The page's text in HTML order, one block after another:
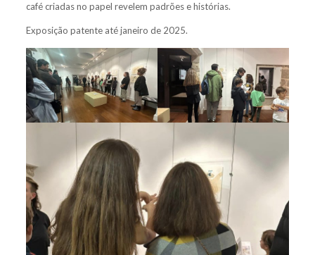
café criadas no papel revelem padrões e histórias.
Exposição patente até janeiro de 2025.